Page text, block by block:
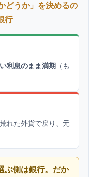
どうか」を決めるの
行
利息のまま満期
（も
れた外貨で戻り、元
ぶ側は銀行。だか